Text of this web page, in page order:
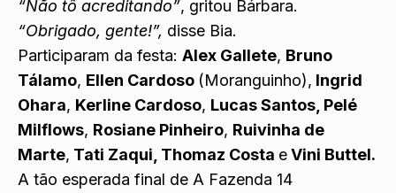
“Não tô acreditando”, gritou Bárbara.
“Obrigado, gente!”, disse Bia.
Participaram da festa: Alex Gallete, Bruno
Tálamo, Ellen Cardoso (Moranguinho), Ingrid
Ohara, Kerline Cardoso, Lucas Santos, Pelé
Milflows, Rosiane Pinheiro, Ruivinha de
Marte, Tati Zaqui, Thomaz Costa eVini Buttel.
A tão esperada final de A Fazenda 14